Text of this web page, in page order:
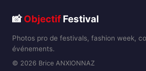
📸Objectif Festival
Photos pro de festivals, fashion week,
événements.
© 2026 Brice ANXIONNAZ